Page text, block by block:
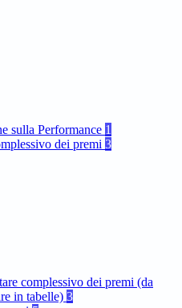
sulla Performance 1
dei premi 3
complessivo dei premi (da
in tabelle) 3